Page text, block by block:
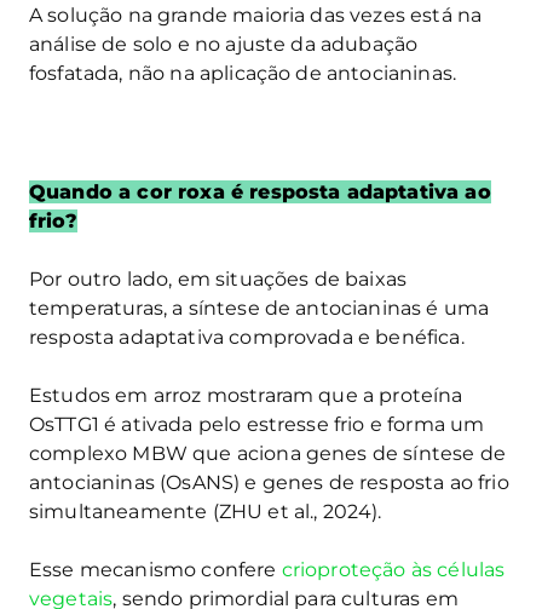
A solução na grande maioria das vezes está na
análise de solo e no ajuste da adubação
fosfatada, não na aplicação de antocianinas.
Quando a cor roxa é resposta adaptativa ao
frio?
Por outro lado, em situações de baixas
temperaturas, a síntese de antocianinas é uma
resposta adaptativa comprovada e benéfica.
Estudos em arroz mostraram que a proteína
OsTTG1 é ativada pelo estresse frio e forma um
complexo MBW que aciona genes de síntese de
antocianinas (OsANS) e genes de resposta ao frio
simultaneamente (ZHU et al., 2024).
Esse mecanismo confere crioproteção às células
vegetais, sendo primordial para culturas em